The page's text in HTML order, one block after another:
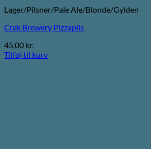
Lager/Pilsner/Pale Ale/Blonde/Gylden
Crak Brewery Pizzapils
45,00 kr.
Tilføj til kurv